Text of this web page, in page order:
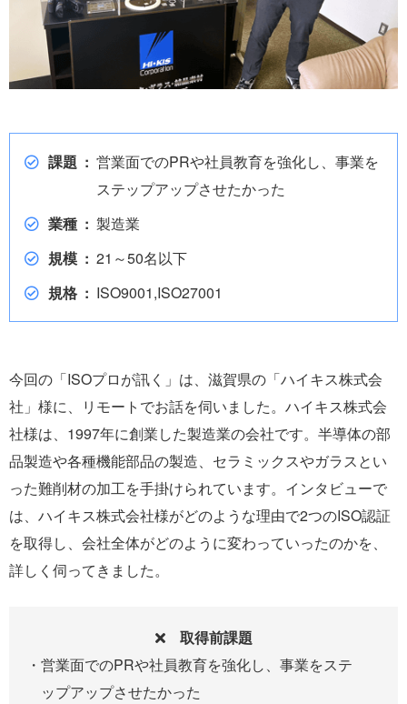
課題
営業面でのPRや社員教育を強化し、事業を
ステップアップさせたかった
業種
製造業
規模
21～50名以下
規格
ISO9001,ISO27001
今回の「ISOプロが訊く」は、滋賀県の「ハイキス株式会
社」様に、リモートでお話を伺いました。ハイキス株式会
社様は、1997年に創業した製造業の会社です。半導体の部
品製造や各種機能部品の製造、セラミックスやガラスとい
った難削材の加工を手掛けられています。インタビューで
は、ハイキス株式会社様がどのような理由で2つのISO認証
を取得し、会社全体がどのように変わっていったのかを、
詳しく伺ってきました。
取得前課題
営業面でのPRや社員教育を強化し、事業をステ
ップアップさせたかった